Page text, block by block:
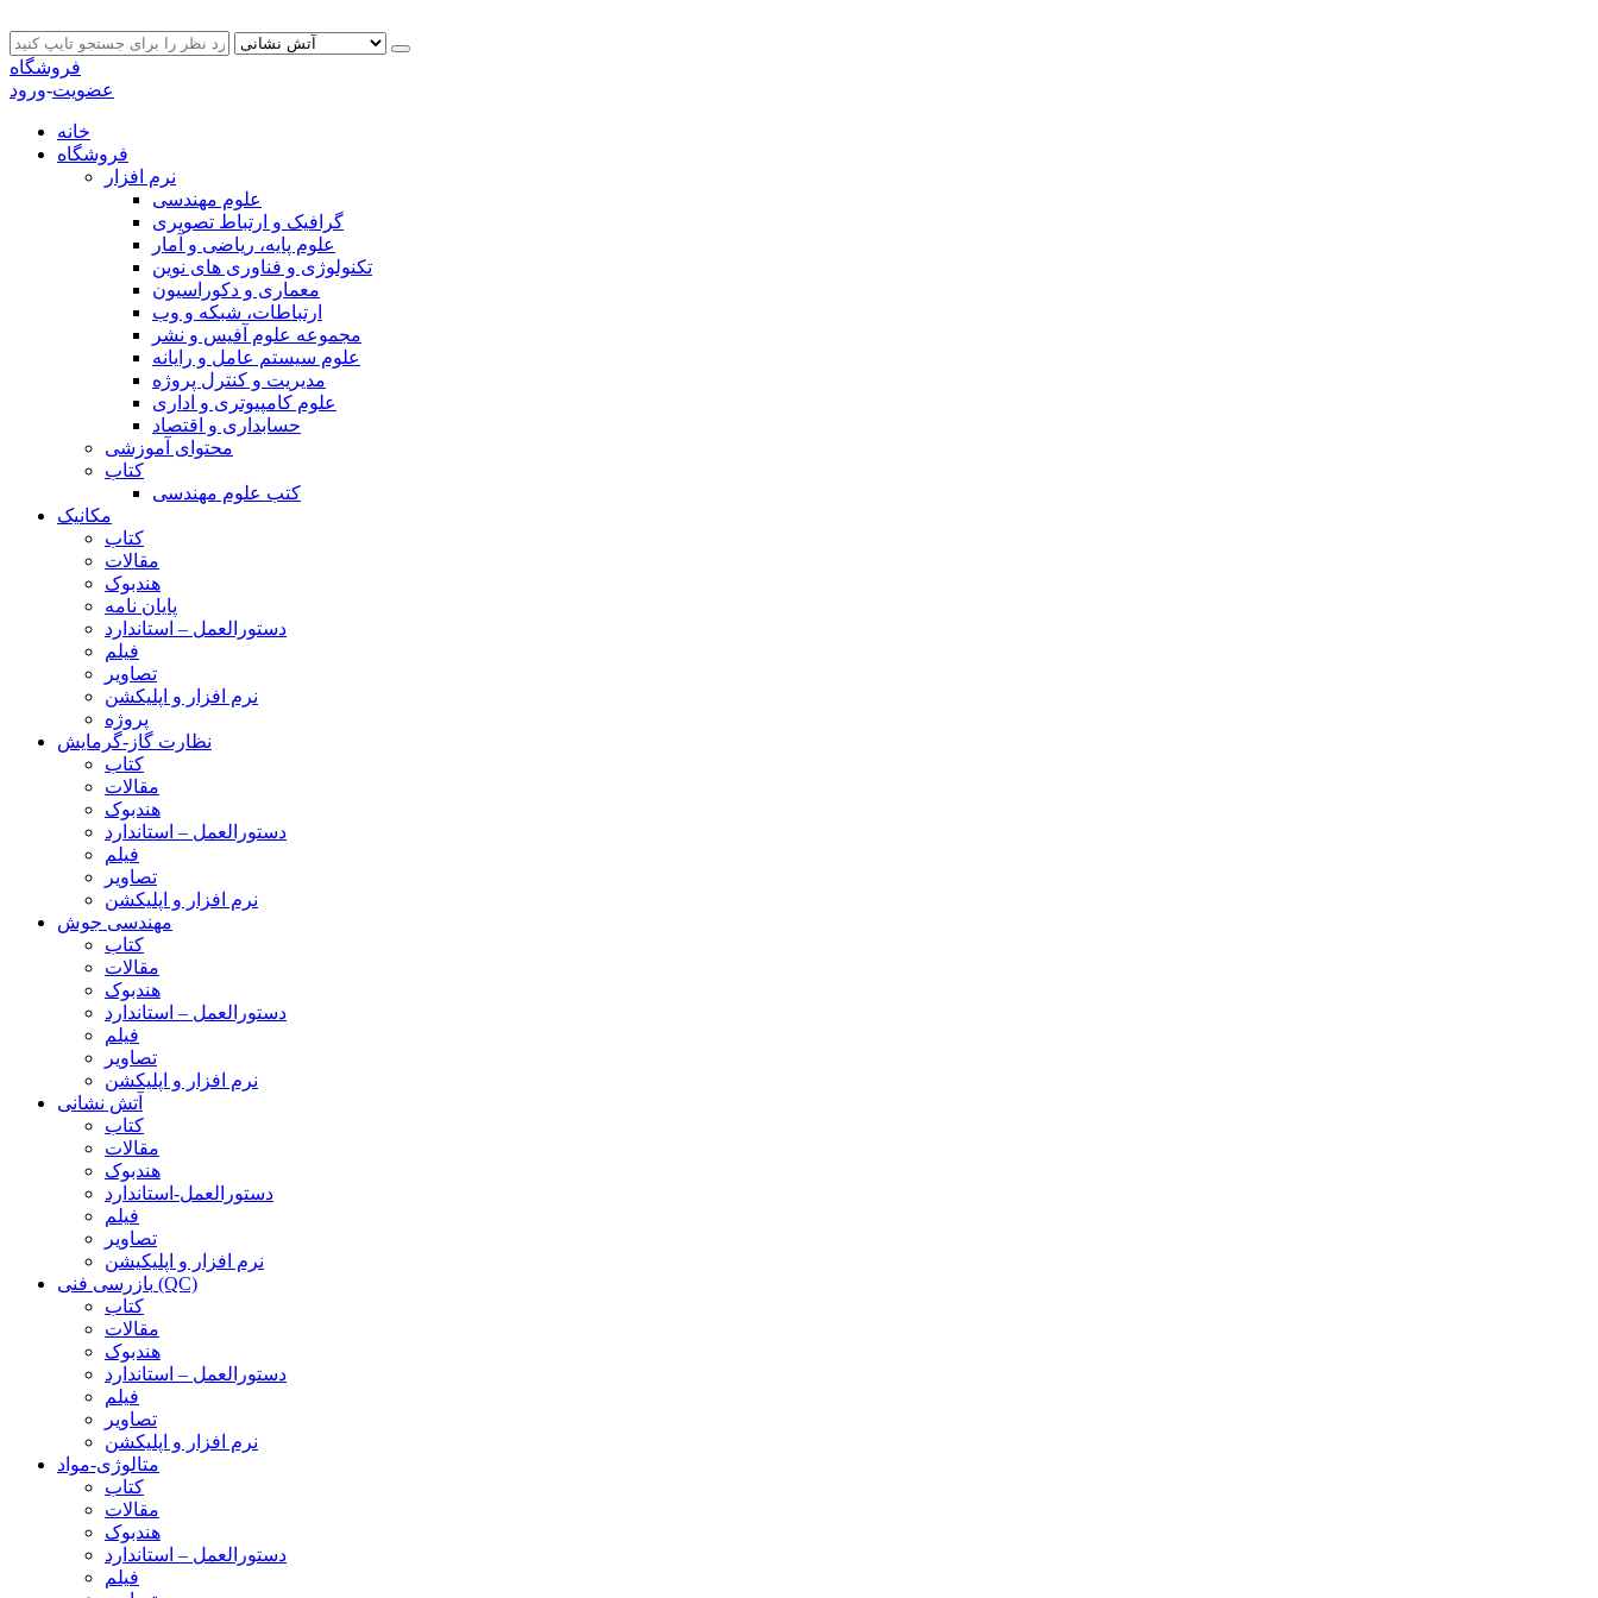
فروشگاه
عضویت-ورود
خانه
فروشگاه
نرم افزار
علوم مهندسی
گرافیک و ارتباط تصویری
علوم پایه، ریاضی و آمار
تکنولوژی و فناوری های نوین
معماری و دکوراسیون
ارتباطات، شبکه و وب
مجموعه علوم آفیس و نشر
علوم سیستم عامل و رایانه
مدیریت و کنترل پروژه
علوم کامپیوتری و اداری
حسابداری و اقتصاد
محتوای آموزشی
کتاب
کتب علوم مهندسی
مکانیک
کتاب
مقالات
هندبوک
پایان نامه
دستورالعمل – استاندارد
فیلم
تصاویر
نرم افزار و اپلیکشن
پروژه
نظارت گاز-گرمایش
کتاب
مقالات
هندبوک
دستورالعمل – استاندارد
فیلم
تصاویر
نرم افزار و اپلیکشن
مهندسی جوش
کتاب
مقالات
هندبوک
دستورالعمل – استاندارد
فیلم
تصاویر
نرم افزار و اپلیکشن
آتش نشانی
کتاب
مقالات
هندبوک
دستورالعمل-استاندارد
فیلم
تصاویر
نرم افزار و اپلیکیشن
بازرسی فنی (QC)
کتاب
مقالات
هندبوک
دستورالعمل – استاندارد
فیلم
تصاویر
نرم افزار و اپلیکشن
متالوژی-مواد
کتاب
مقالات
هندبوک
دستورالعمل – استاندارد
فیلم